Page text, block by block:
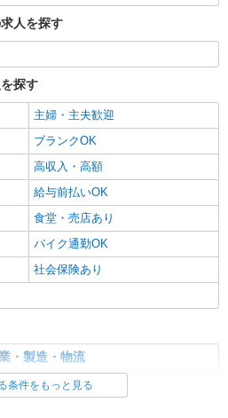
人を探す
探す
主婦・主夫歓迎
ブランクOK
高収入・高額
給与前払いOK
食堂・売店あり
バイク通勤OK
社会保険あり
・製造・物流
条件をもっと見る